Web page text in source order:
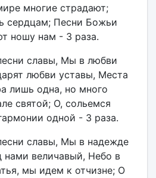
многие страдают;
сердцам; Песни Божьи
ношу нам - 3 раза.
славы, Мы в любви
любви уставы, Места
лишь одна, но много
святой; О, сольемся
одной - 3 раза.
славы, Мы в надежде
нами величавый, Небо в
мы идем к отчизне; О